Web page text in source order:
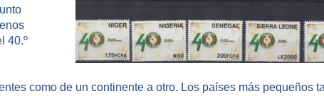
40.º
como de un continente a otro. Los países más pequeños